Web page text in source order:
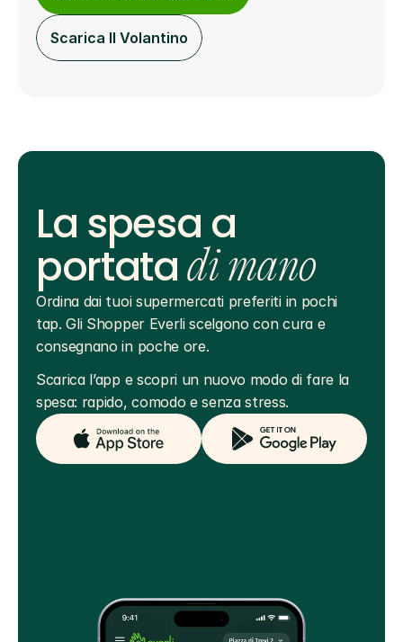
Scarica Il Volantino
La spesa a
portatadi mano
Ordina dai tuoi supermercati preferiti in pochi
tap. Gli Shopper Everli scelgono con cura e
consegnano in poche ore.
Scarica l’app e scopri un nuovo modo di fare la
spesa: rapido, comodo e senza stress.